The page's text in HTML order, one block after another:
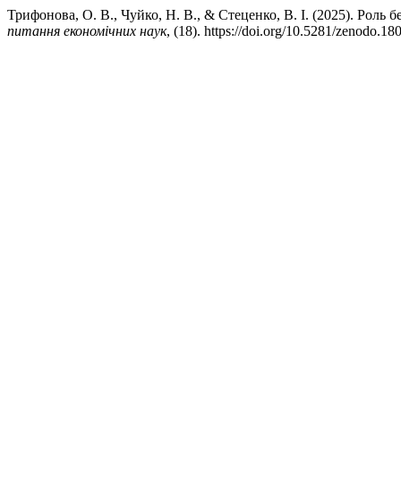
Трифонова, О. В., Чуйко, Н. В., & Стеценко, В. І. (2025). Роль
питання економічних наук, (18). https://doi.org/10.5281/